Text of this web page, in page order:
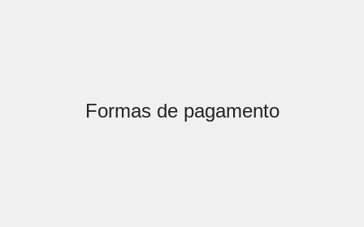
Formas de pagamento